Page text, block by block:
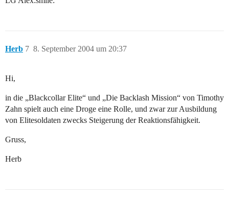
Herb 8. September 2004 um 20:37
7
Hi,
in die „Blackcollar Elite“ und „Die Backlash Mission“ von Timothy
Zahn spielt auch eine Droge eine Rolle, und zwar zur Ausbildung
von Elitesoldaten zwecks Steigerung der Reaktionsfähigkeit.
Gruss,
Herb